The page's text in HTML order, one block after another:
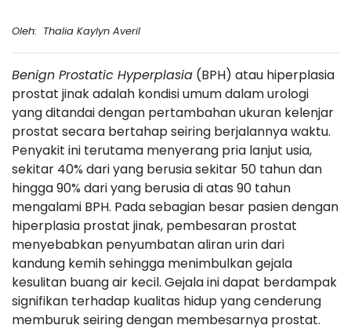
Oleh: Thalia Kaylyn Averil
Benign Prostatic Hyperplasia (BPH) atau hiperplasia
prostat jinak adalah kondisi umum dalam urologi
yang ditandai dengan pertambahan ukuran kelenjar
prostat secara bertahap seiring berjalannya waktu.
Penyakit ini terutama menyerang pria lanjut usia,
sekitar 40% dari yang berusia sekitar 50 tahun dan
hingga 90% dari yang berusia di atas 90 tahun
mengalami BPH. Pada sebagian besar pasien dengan
hiperplasia prostat jinak, pembesaran prostat
menyebabkan penyumbatan aliran urin dari
kandung kemih sehingga menimbulkan gejala
kesulitan buang air kecil. Gejala ini dapat berdampak
signifikan terhadap kualitas hidup yang cenderung
memburuk seiring dengan membesarnya prostat.